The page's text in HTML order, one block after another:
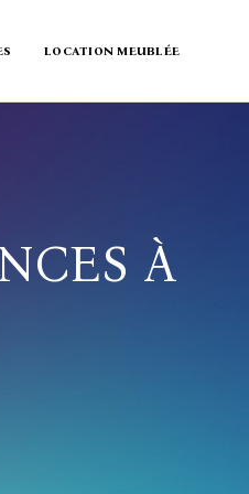
LOCATION MEUBLÉE
À